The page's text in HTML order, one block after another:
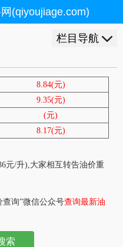
(qiyoujiage.com)
栏目导航
8.84(元)
9.35(元)
(元)
8.17(元)
元/升),大家相互转告油价重
查询”微信公众号查询最新油
索